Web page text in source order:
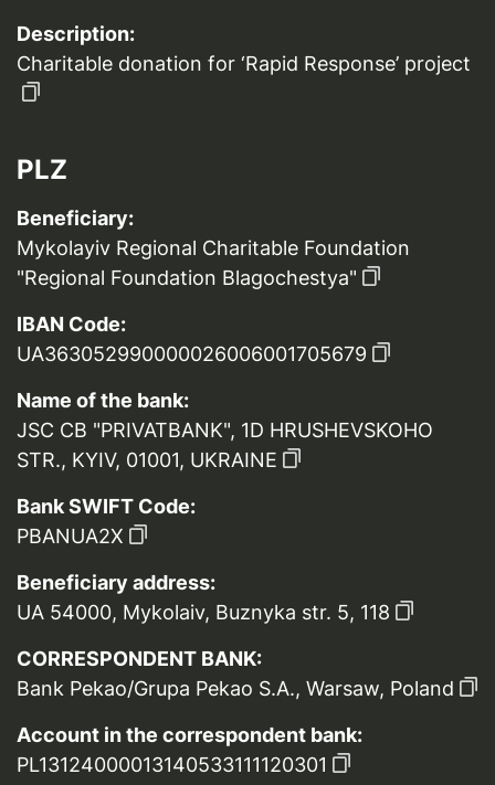
Description:
Charitable donation for ‘Rapid Response’ project
PLZ
Beneficiary:
Mykolayiv Regional Charitable Foundation
"Regional Foundation Blagochestya"
IBAN Code:
UA363052990000026006001705679
Name of the bank:
JSC CB "PRIVATBANK", 1D HRUSHEVSKOHO
STR., KYIV, 01001, UKRAINE
Bank SWIFT Code:
PBANUA2X
Beneficiary address:
UA 54000, Mykolaiv, Buznyka str. 5, 118
CORRESPONDENT BANK:
Bank Pekao/Grupa Pekao S.A., Warsaw, Poland
Account in the correspondent bank:
PL13124000013140533111120301